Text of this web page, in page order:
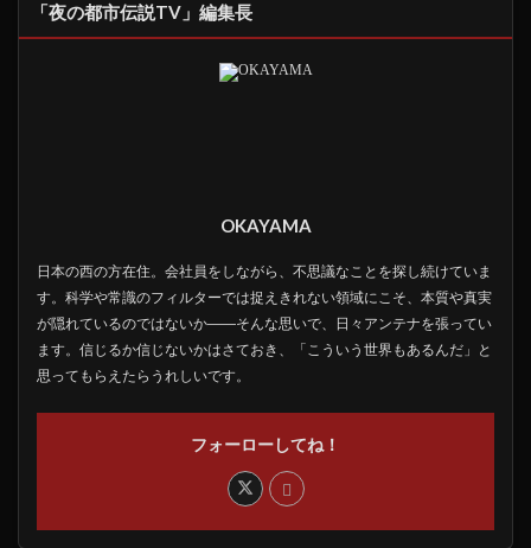
「夜の都市伝説TV」編集長
OKAYAMA
日本の西の方在住。会社員をしながら、不思議なことを探し続けていま
す。科学や常識のフィルターでは捉えきれない領域にこそ、本質や真実
が隠れているのではないか――そんな思いで、日々アンテナを張ってい
ます。信じるか信じないかはさておき、「こういう世界もあるんだ」と
思ってもらえたらうれしいです。
フォーローしてね！